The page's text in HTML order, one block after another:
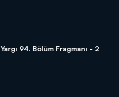
Yargı 94. Bölüm Fragmanı - 2